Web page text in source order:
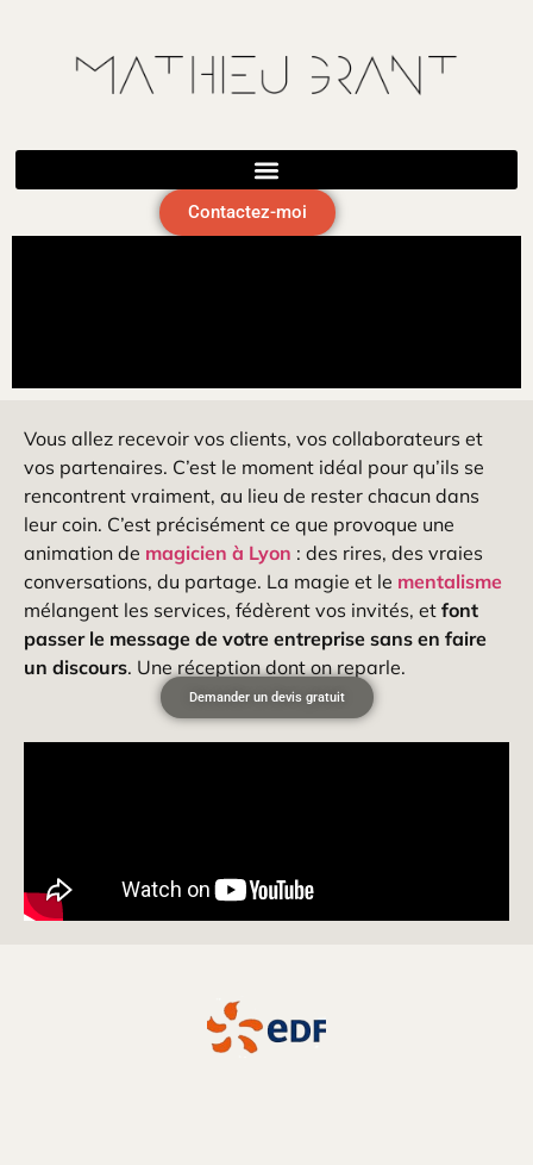
Contactez-moi
Magicien pour entreprise · Lyon et toute la
France
Vos collaborateurs arriveront en collègues. Ils repartiront complices
Vous allez recevoir vos clients, vos collaborateurs et
vos partenaires. C’est le moment idéal pour qu’ils se
rencontrent vraiment, au lieu de rester chacun dans
leur coin. C’est précisément ce que provoque une
animation de magicien à Lyon : des rires, des vraies
conversations, du partage. La magie et le mentalisme
mélangent les services, fédèrent vos invités, et font
passer le message de votre entreprise sans en faire
un discours. Une réception dont on reparle.
Demander un devis gratuit